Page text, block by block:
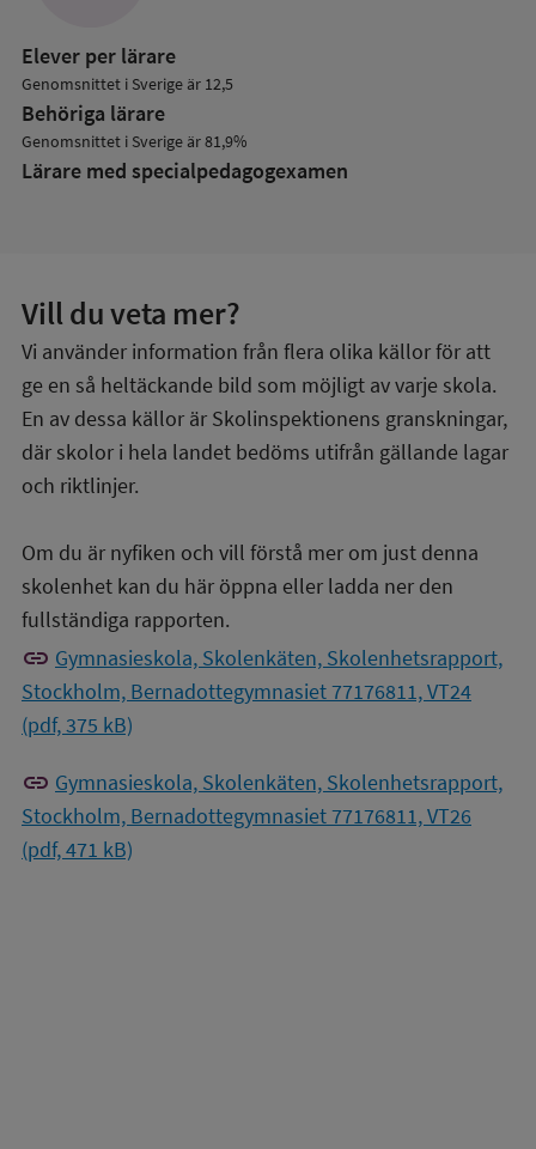
Elever per lärare
Genomsnittet i Sverige är 12,5
Behöriga lärare
Genomsnittet i Sverige är 81,9%
Lärare med specialpedagog­examen
Vill du veta mer?
Vi använder information från flera olika källor för att
ge en så heltäckande bild som möjligt av varje skola.
En av dessa källor är Skolinspektionens granskningar,
där skolor i hela landet bedöms utifrån gällande lagar
och riktlinjer.
Om du är nyfiken och vill förstå mer om just denna
skolenhet kan du här öppna eller ladda ner den
fullständiga rapporten.
link Gymnasieskola, Skolenkäten, Skolenhetsrapport,
Stockholm, Bernadottegymnasiet 77176811, VT24
(pdf, 375 kB)
link Gymnasieskola, Skolenkäten, Skolenhetsrapport,
Stockholm, Bernadottegymnasiet 77176811, VT26
(pdf, 471 kB)